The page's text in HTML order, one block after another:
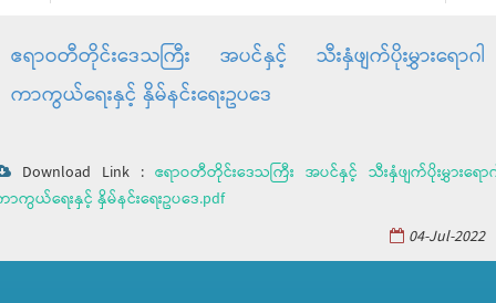
ဧရာဝတီတိုင်းဒေသကြီး အပင်နှင့် သီးနှံဖျက်ပိုးမွှားရောဂါ
ကာကွယ်ရေးနှင့် နှိမ်နင်းရေးဥပဒေ
Download Link : ဧရာဝတီတိုင်းဒေသကြီး အပင်နှင့် သီးနှံဖျက်ပိုးမွှားရောဂ
ကွယ်ရေးနှင့် နှိမ်နင်းရေးဥပဒေ.pdf
04-Jul-2022